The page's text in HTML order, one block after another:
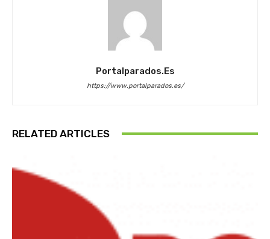
Portalparados.es
https://www.portalparados.es/
RELATED ARTICLES